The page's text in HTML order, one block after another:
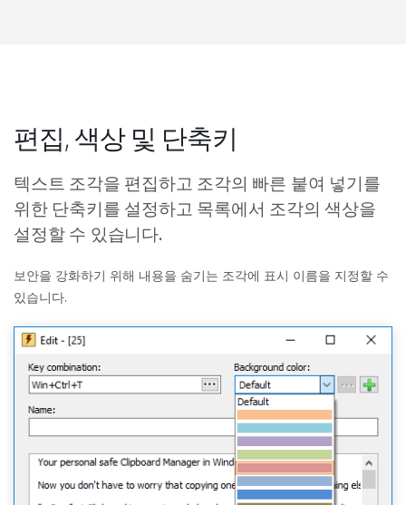
편집, 색상 및 단축키
텍스트 조각을 편집하고 조각의 빠른 붙여 넣기를
위한 단축키를 설정하고 목록에서 조각의 색상을
설정할 수 있습니다.
보안을 강화하기 위해 내용을 숨기는 조각에 표시 이름을 지정할 수
있습니다.